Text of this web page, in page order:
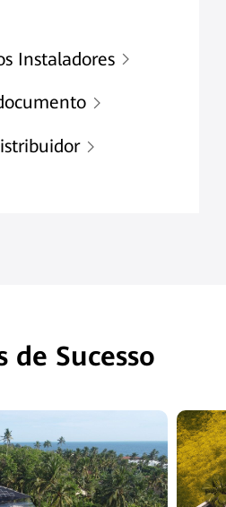
Instaladores
de Sucesso